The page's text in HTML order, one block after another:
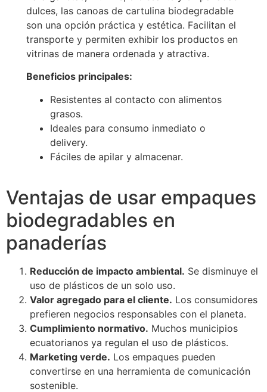
dulces, las canoas de cartulina biodegradable
son una opción práctica y estética. Facilitan el
transporte y permiten exhibir los productos en
vitrinas de manera ordenada y atractiva.
Beneficios principales:
Resistentes al contacto con alimentos
grasos.
Ideales para consumo inmediato o
delivery.
Fáciles de apilar y almacenar.
Ventajas de usar empaques
biodegradables en
panaderías
Reducción de impacto ambiental. Se disminuye el
uso de plásticos de un solo uso.
Valor agregado para el cliente. Los consumidores
prefieren negocios responsables con el planeta.
Cumplimiento normativo. Muchos municipios
ecuatorianos ya regulan el uso de plásticos.
Marketing verde. Los empaques pueden
convertirse en una herramienta de comunicación
sostenible.